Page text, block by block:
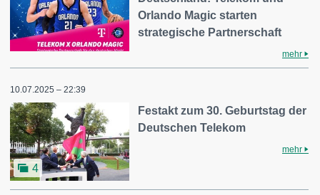
Orlando Magic starten
strategische Partnerschaft
mehr
10.07.2025 – 22:39
4
Festakt zum 30. Geburtstag der
Deutschen Telekom
mehr